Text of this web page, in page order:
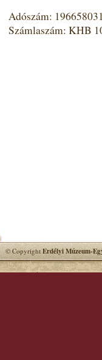
Adószám:
Számlaszám: KHB
© CopyrightErdélyi Múzeum-